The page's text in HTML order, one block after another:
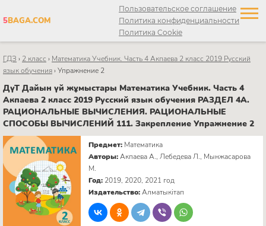
5BAGA.COM
Пользовательское соглашение
Политика конфиденциальности
Политика Cookie
ГДЗ › 2 класс › Математика Учебник. Часть 4 Акпаева 2 класс 2019 Русский
язык обучения›Упражнение 2
ДүТ Дайын үй жұмыстары Математика Учебник. Часть 4
Акпаева 2 класс 2019 Русский язык обучения РАЗДЕЛ 4А.
РАЦИОНАЛЬНЫЕ ВЫЧИСЛЕНИЯ. РАЦИОНАЛЬНЫЕ
СПОСОБЫ ВЫЧИСЛЕНИЙ 111. Закрепление Упражнение 2
Предмет: Математика
Авторы:Акпаева А., Лебедева Л., Мынжасарова
М.
Год: 2019, 2020, 2021 год
Издательство:Алматыкітап